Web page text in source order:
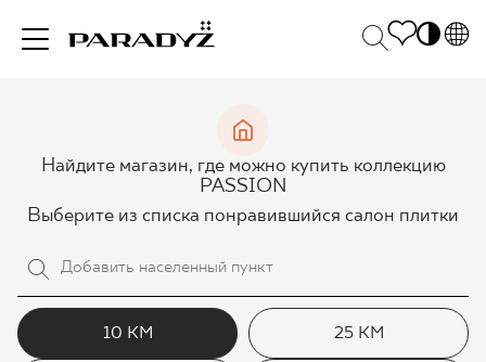
DE
ВДОХНОВЕНИЯ
ПРОДУКЦИЯ
КОЛЛЕКЦИИ
Найдите магазин, где можно купить коллекцию
PASSION
Выберите из списка понравившийся салон плитки
10 КМ 25 КМ